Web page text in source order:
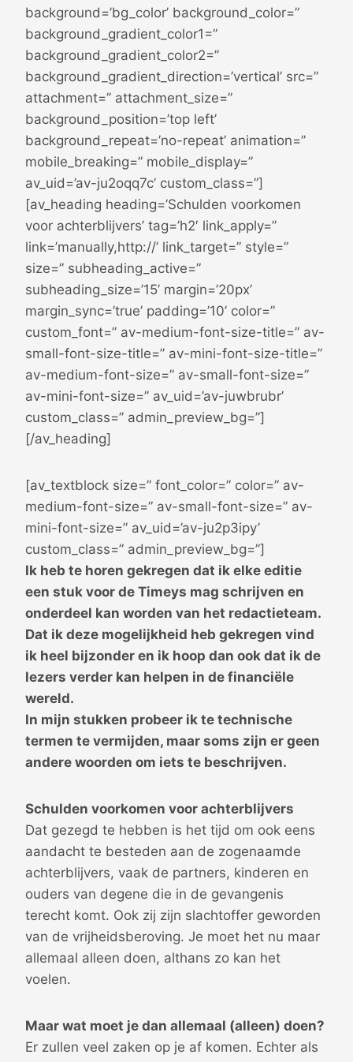
background=’bg_color’ background_color=”
background_gradient_color1=”
background_gradient_color2=”
background_gradient_direction=’vertical’ src=”
attachment=” attachment_size=”
background_position=’top left’
background_repeat=’no-repeat’ animation=”
mobile_breaking=” mobile_display=”
av_uid=’av-ju2oqq7c’ custom_class=”]
[av_heading heading=’Schulden voorkomen
voor achterblijvers’ tag=’h2′ link_apply=”
link=’manually,http://’ link_target=” style=”
size=” subheading_active=”
subheading_size=’15’ margin=’20px’
margin_sync=’true’ padding=’10’ color=”
custom_font=” av-medium-font-size-title=” av-
small-font-size-title=” av-mini-font-size-title=”
av-medium-font-size=” av-small-font-size=”
av-mini-font-size=” av_uid=’av-juwbrubr’
custom_class=” admin_preview_bg=”]
[/av_heading]
[av_textblock size=” font_color=” color=” av-
medium-font-size=” av-small-font-size=” av-
mini-font-size=” av_uid=’av-ju2p3ipy’
custom_class=” admin_preview_bg=”]
Ik heb te horen gekregen dat ik elke editie
een stuk voor de Timeys mag schrijven en
onderdeel kan worden van het redactieteam.
Dat ik deze mogelijkheid heb gekregen vind
ik heel bijzonder en ik hoop dan ook dat ik de
lezers verder kan helpen in de financiële
wereld.
In mijn stukken probeer ik te technische
termen te vermijden, maar soms zijn er geen
andere woorden om iets te beschrijven.
Schulden voorkomen voor achterblijvers
Dat gezegd te hebben is het tijd om ook eens
aandacht te besteden aan de zogenaamde
achterblijvers, vaak de partners, kinderen en
ouders van degene die in de gevangenis
terecht komt. Ook zij zijn slachtoffer geworden
van de vrijheidsberoving. Je moet het nu maar
allemaal alleen doen, althans zo kan het
voelen.
Maar wat moet je dan allemaal (alleen) doen?
Er zullen veel zaken op je af komen. Echter als